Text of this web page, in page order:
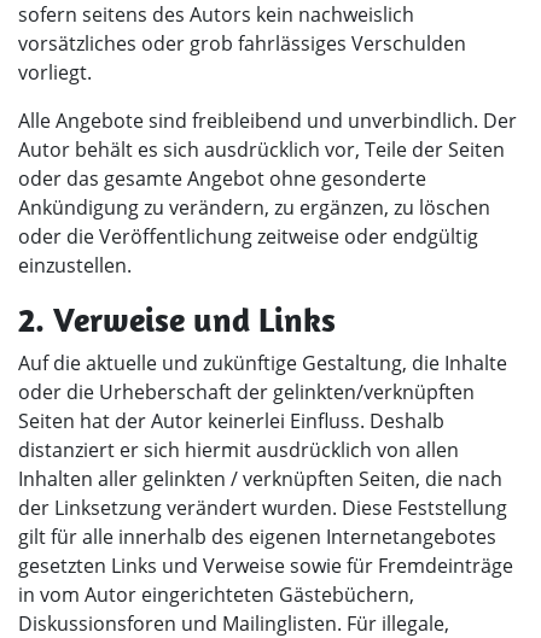
sofern seitens des Autors kein nachweislich
vorsätzliches oder grob fahrlässiges Verschulden
vorliegt.
Alle Angebote sind freibleibend und unverbindlich. Der
Autor behält es sich ausdrücklich vor, Teile der Seiten
oder das gesamte Angebot ohne gesonderte
Ankündigung zu verändern, zu ergänzen, zu löschen
oder die Veröffentlichung zeitweise oder endgültig
einzustellen.
2. Verweise und Links
Auf die aktuelle und zukünftige Gestaltung, die Inhalte
oder die Urheberschaft der gelinkten/verknüpften
Seiten hat der Autor keinerlei Einfluss. Deshalb
distanziert er sich hiermit ausdrücklich von allen
Inhalten aller gelinkten / verknüpften Seiten, die nach
der Linksetzung verändert wurden. Diese Feststellung
gilt für alle innerhalb des eigenen Internetangebotes
gesetzten Links und Verweise sowie für Fremdeinträge
in vom Autor eingerichteten Gästebüchern,
Diskussionsforen und Mailinglisten. Für illegale,